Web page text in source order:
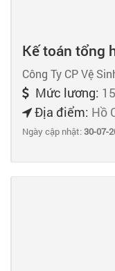
Kế toán tổng
Công Ty CP Vệ
Mức lương:
Địa điểm: Hồ
Ngày cập nhật:30-07-